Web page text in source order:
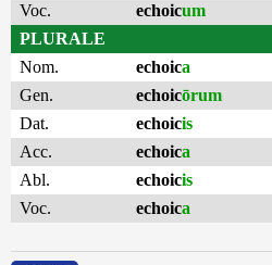
Voc.
echoicum
PLURALE
Nom.
echoica
Gen.
echoicōrum
Dat.
echoicis
Acc.
echoica
Abl.
echoicis
Voc.
echoica